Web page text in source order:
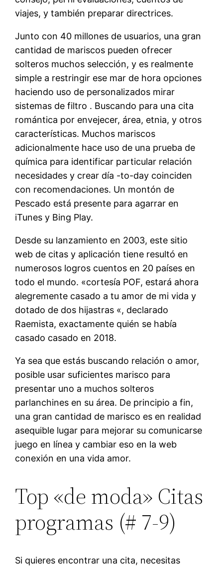
viajes, y también preparar directrices.
Junto con 40 millones de usuarios, una gran
cantidad de mariscos pueden ofrecer
solteros muchos selección, y es realmente
simple a restringir ​​ese mar de hora opciones
haciendo uso de personalizados mirar
sistemas de filtro . Buscando para una cita
romántica por envejecer, área, etnia, y otros
características. Muchos mariscos
adicionalmente hace uso de una prueba de
química para identificar particular relación
necesidades y crear día -to-day coinciden
con recomendaciones. Un montón de
Pescado está presente para agarrar en
iTunes y Bing Play.
Desde su lanzamiento en 2003, este sitio
web de citas y aplicación tiene resultó en
numerosos logros cuentos en 20 países en
todo el mundo. «cortesía POF, estará ahora
alegremente casado a tu amor de mi vida y
dotado de dos hijastras «, declarado
Raemista, exactamente quién se había
casado casado en 2018.
Ya sea que estás buscando relación o amor,
posible usar suficientes marisco para
presentar uno a muchos solteros
parlanchines en su área. De principio a fin,
una gran cantidad de marisco es en realidad
asequible lugar para mejorar su comunicarse
juego en línea y cambiar eso en la web
conexión en una vida amor.
Top «de moda» Citas
programas (# 7-9)
Si quieres encontrar una cita, necesitas